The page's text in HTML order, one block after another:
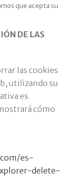
que acepta su
DE LAS
las cookies
utilizando su
es
cómo
es-
delete-